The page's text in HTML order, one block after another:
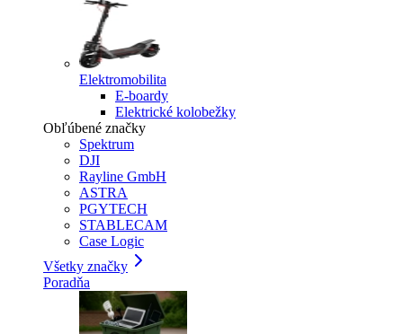
Elektromobilita
E-boardy
Elektrické kolobežky
Obľúbené značky
Spektrum
DJI
Rayline GmbH
ASTRA
PGYTECH
STABLECAM
Case Logic
Všetky značky
Poradňa